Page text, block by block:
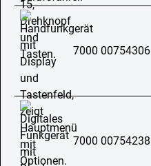
7000 00754306
7000 00754238